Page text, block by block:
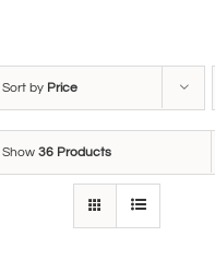
Sort by Price
Show 36 Products